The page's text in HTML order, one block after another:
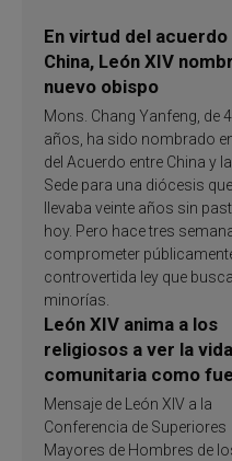
En virtud del acuerdo
China, León XIV
nuevo obispo
Mons. Chang Yanfeng, de
años, ha sido nombrado
del Acuerdo entre China y
Sede para una diócesis que
llevaba veinte años sin
hoy. Pero hace tres
comprometer
controvertida ley que
minorías.
León XIV anima a los
religiosos a ver la vida
comunitaria como
de inspiración y
santificación
Mensaje de León XIV a la
Conferencia de Superiores
Mayores de Hombres de